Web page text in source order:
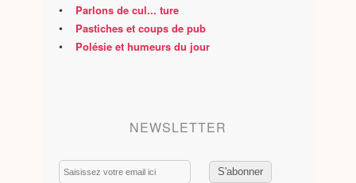
• Parlons de cul... ture
• Pastiches et coups de pub
• Polésie et humeurs du jour
NEWSLETTER
Email